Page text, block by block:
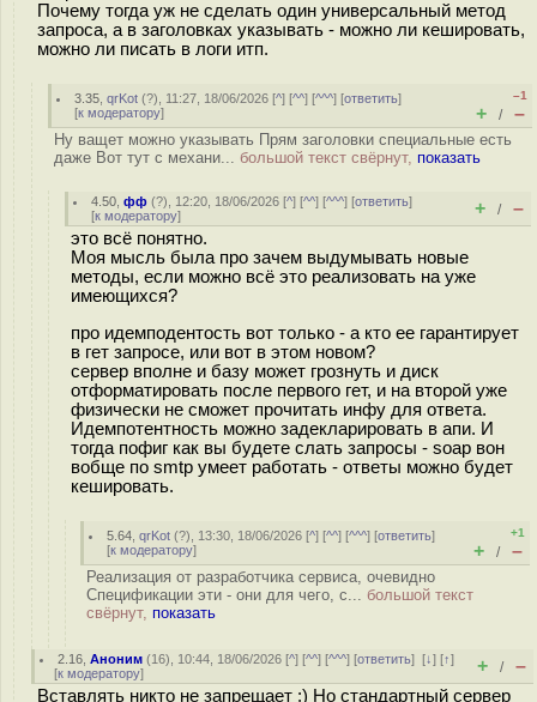
Почему тогда уж не сделать один универсальный метод
запроса, а в заголовках указывать - можно ли кешировать,
можно ли писать в логи итп.
3.35 ,qrKot (?), 11:27, 18/06/2026 [^] [^^] [^^^] [ответить]
[к модератору]
–1
+ / –
Ну ващет можно указывать Прям заголовки специальные есть
даже Вот тут с механи... большой текст свёрнут, показать
4.50 ,фф (?), 12:20, 18/06/2026 [^] [^^] [^^^] [ответить]
[к модератору] + / –
это всё понятно.
Моя мысль была про зачем выдумывать новые
методы, если можно всё это реализовать на уже
имеющихся?
про идемподентость вот только - а кто ее гарантирует
в гет запросе, или вот в этом новом?
сервер вполне и базу может грознуть и диск
отформатировать после первого гет, и на второй уже
физически не сможет прочитать инфу для ответа.
Идемпотентность можно задекларировать в апи. И
тогда пофиг как вы будете слать запросы - soap вон
вобще по smtp умеет работать - ответы можно будет
кешировать.
5.64 ,qrKot (?), 13:30, 18/06/2026 [^] [^^] [^^^] [ответить]
[к модератору]
+1
+ / –
Реализация от разработчика сервиса, очевидно
Спецификации эти - они для чего, с... большой текст
свёрнут, показать
2.16 ,Аноним (16), 10:44, 18/06/2026 [^] [^^] [^^^] [ответить][↓] [↑]
[к модератору] + / –
Вставлять никто не запрещает :) Но стандартный сервер